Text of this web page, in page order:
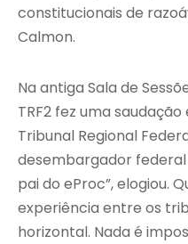
constitucionais de
Calmon.
Na antiga Sala de
TRF2 fez uma
Tribunal Regional
desembargador federal
pai do eProc”, elogiou.
experiência entre os
horizontal. Nada é